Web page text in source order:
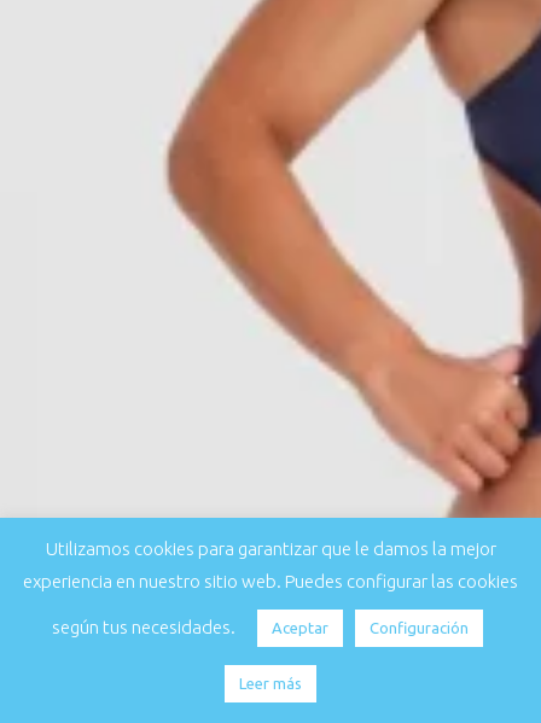
Utilizamos cookies para garantizar que le damos la mejor
experiencia en nuestro sitio web. Puedes configurar las cookies
según tus necesidades. Aceptar Configuración
Leer más